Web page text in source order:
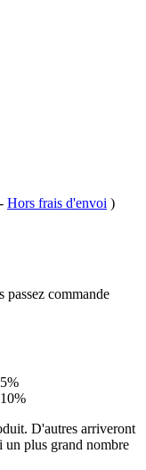
- Hors frais d'envoi )
passez commande
D'autres arriveront
un plus grand nombre